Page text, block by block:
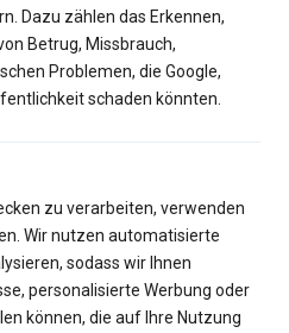
Dazu zählen das Erkennen,
Betrug, Missbrauch,
Problemen, die Google,
schaden könnten.
zu verarbeiten, verwenden
Wir nutzen automatisierte
sodass wir Ihnen
personalisierte Werbung oder
können, die auf Ihre Nutzung